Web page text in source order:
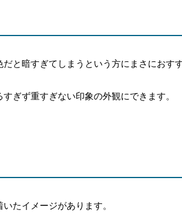
と暗すぎてしまうという方にまさにおす
ぎず重すぎない印象の外観にできます。
たイメージがあります。